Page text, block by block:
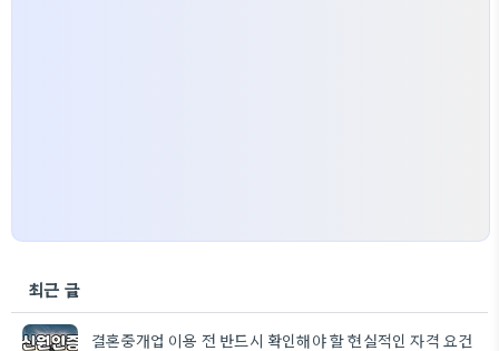
최근 글
결혼중개업 이용 전 반드시 확인해야 할 현실적인 자격 요건